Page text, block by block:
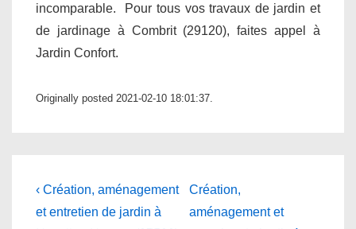
incomparable. Pour tous vos travaux de jardin et
de jardinage à Combrit (29120), faites appel à
Jardin Confort.
Originally posted 2021-02-10 18:01:37.
Navigation
de
Previous
Post
‹ Création, aménagement
et entretien de jardin à
Next
Post
Création,
aménagement et